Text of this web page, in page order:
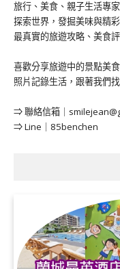
旅行、美食、親子生活專家
探索世界，發掘美味與精
最真實的旅遊攻略、美食
喜歡分享旅遊中的景點美
照片記錄生活，跟著我們
⇒ 聯絡信箱｜
⇒ Line｜85benchen